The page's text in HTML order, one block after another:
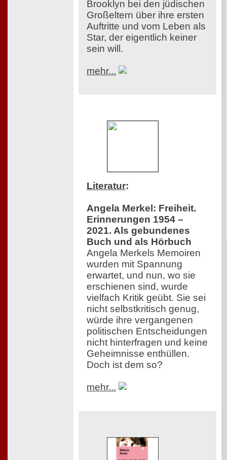
Brooklyn bei den jüdischen
Großeltern über ihre ersten
Auftritte und vom Leben als
Star, der eigentlich keiner
sein will.
mehr...
Literatur:
Angela Merkel: Freiheit.
Erinnerungen 1954 –
2021. Als gebundenes
Buch und als Hörbuch
Angela Merkels Memoiren
wurden mit Spannung
erwartet, und nun, wo sie
erschienen sind, wurde
vielfach Kritik geübt. Sie sei
nicht selbstkritisch genug,
würde ihre vergangenen
politischen Entscheidungen
nicht hinterfragen und keine
Geheimnisse enthüllen.
Doch ist dem so?
mehr...